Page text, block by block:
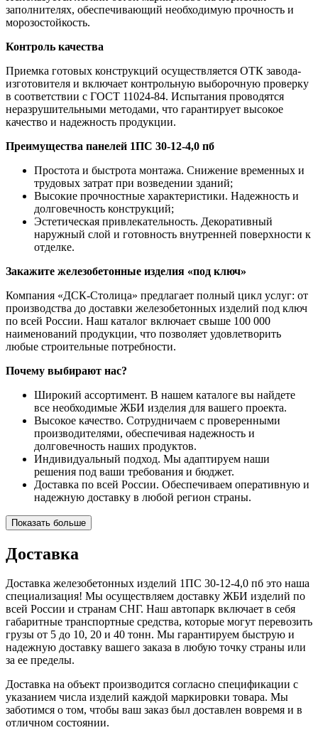
заполнителях, обеспечивающий необходимую прочность и
морозостойкость.
Контроль качества
Приемка готовых конструкций осуществляется ОТК завода-
изготовителя и включает контрольную выборочную проверку
в соответствии с ГОСТ 11024-84. Испытания проводятся
неразрушительными методами, что гарантирует высокое
качество и надежность продукции.
Преимущества панелей 1ПС 30-12-4,0 пб
Простота и быстрота монтажа. Снижение временных и
трудовых затрат при возведении зданий;
Высокие прочностные характеристики. Надежность и
долговечность конструкций;
Эстетическая привлекательность. Декоративный
наружный слой и готовность внутренней поверхности к
отделке.
Закажите железобетонные изделия «под ключ»
Компания «ДСК-Столица» предлагает полный цикл услуг: от
производства до доставки железобетонных изделий под ключ
по всей России. Наш каталог включает свыше 100 000
наименований продукции, что позволяет удовлетворить
любые строительные потребности.
Почему выбирают нас?
Широкий ассортимент. В нашем каталоге вы найдете
все необходимые ЖБИ изделия для вашего проекта.
Высокое качество. Сотрудничаем с проверенными
производителями, обеспечивая надежность и
долговечность наших продуктов.
Индивидуальный подход. Мы адаптируем наши
решения под ваши требования и бюджет.
Доставка по всей России. Обеспечиваем оперативную и
надежную доставку в любой регион страны.
Показать больше
Доставка
Доставка железобетонных изделий 1ПС 30-12-4,0 пб это наша
специализация! Мы осуществляем доставку ЖБИ изделий по
всей России и странам СНГ. Наш автопарк включает в себя
габаритные транспортные средства, которые могут перевозить
грузы от 5 до 10, 20 и 40 тонн. Мы гарантируем быструю и
надежную доставку вашего заказа в любую точку страны или
за ее пределы.
Доставка на объект производится согласно спецификации с
указанием числа изделий каждой маркировки товара. Мы
заботимся о том, чтобы ваш заказ был доставлен вовремя и в
отличном состоянии.